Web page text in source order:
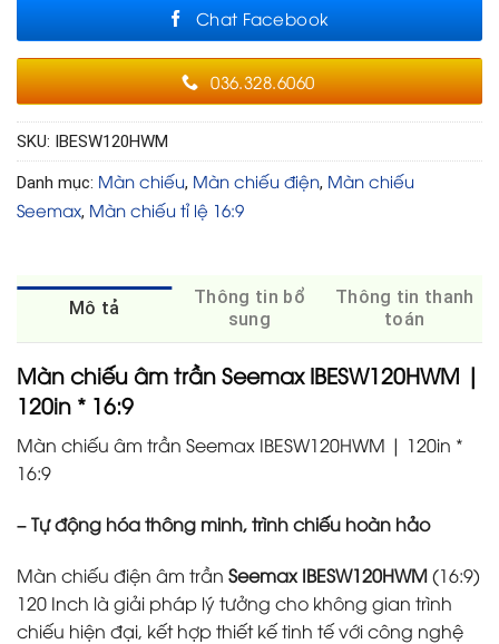
Chat Facebook
036.328.6060
SKU: IBESW120HWM
Danh mục: Màn chiếu, Màn chiếu điện, Màn chiếu
Seemax, Màn chiếu tỉ lệ 16:9
Mô tả
Thông tin bổ
sung
Thông tin thanh
toán
Màn chiếu âm trần Seemax IBESW120HWM |
120in * 16:9
Màn chiếu âm trần Seemax IBESW120HWM | 120in *
16:9
– Tự động hóa thông minh, trình chiếu hoàn hảo
Màn chiếu điện âm trần Seemax IBESW120HWM(16:9)
120 Inch là giải pháp lý tưởng cho không gian trình
chiếu hiện đại, kết hợp thiết kế tinh tế với công nghệ